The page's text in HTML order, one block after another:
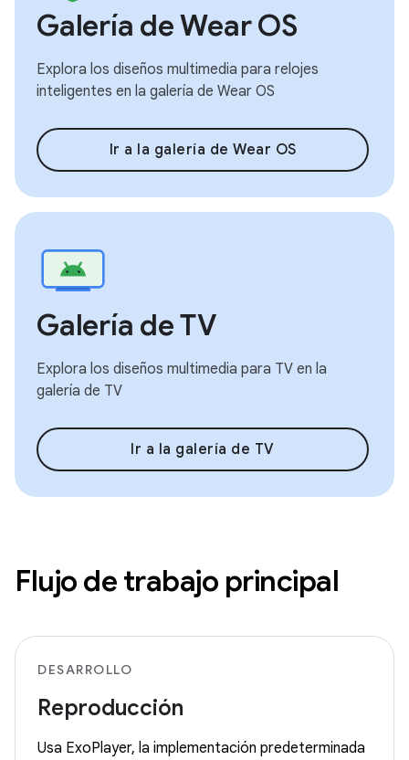
Galería de Wear OS
Explora los diseños multimedia para relojes
inteligentes en la galería de Wear OS
Ir a la galería de Wear OS
Galería de TV
Explora los diseños multimedia para TV en la
galería de TV
Ir a la galería de TV
Flujo de trabajo principal
DESARROLLO
Reproducción
Usa ExoPlayer, la implementación predeterminada